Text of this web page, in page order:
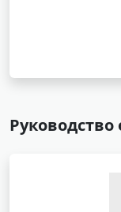
Руководство